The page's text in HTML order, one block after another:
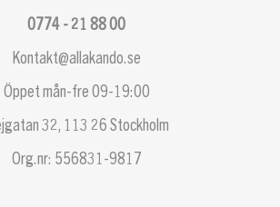
Kontakt@allakando.se
0774 - 21 88 00
Öppet mån-fre 09-19:00
32, 113 26 Stockholm
Org.nr: 556831-9817